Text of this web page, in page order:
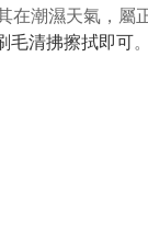
在潮濕天氣，屬
毛清拂擦拭即可